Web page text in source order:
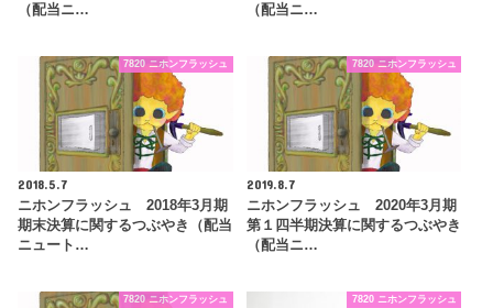
（配当ニ…
（配当ニ…
7820 ニホンフラッシュ
2018.5.7
ニホンフラッシュ 2018年3月期
期末決算に関するつぶやき（配当
ニュート…
7820 ニホンフラッシュ
2019.8.7
ニホンフラッシュ 2020年3月期
第１四半期決算に関するつぶやき
（配当ニ…
7820 ニホンフラッシュ 7820 ニホンフラッシュ